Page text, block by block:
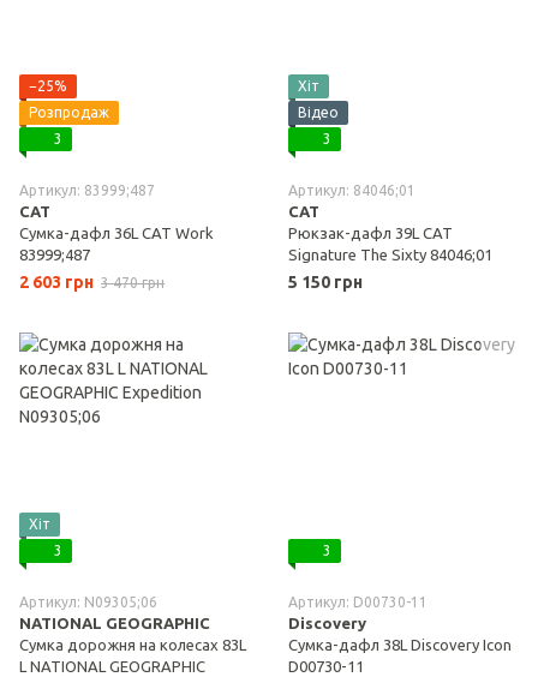
−25%
Розпродаж
3
Артикул: 83999;487
CAT
Сумка-дафл 36L CAT Work
83999;487
2 603 грн 3 470 грн
Хіт
Відео
3
Артикул: 84046;01
CAT
Рюкзак-дафл 39L CAT
Signature The Sixty 84046;01
5 150 грн
Хіт
3
Артикул: N09305;06
NATIONAL GEOGRAPHIC
Сумка дорожня на колесах 83L
L NATIONAL GEOGRAPHIC
3
Артикул: D00730-11
Discovery
Сумка-дафл 38L Discovery Icon
D00730-11